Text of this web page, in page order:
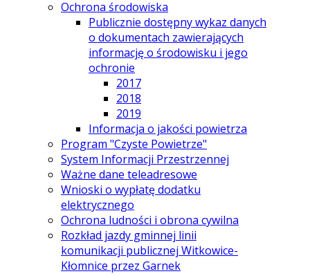
Ochrona środowiska
Publicznie dostępny wykaz danych
o dokumentach zawierających
informację o środowisku i jego
ochronie
2017
2018
2019
Informacja o jakości powietrza
Program "Czyste Powietrze"
System Informacji Przestrzennej
Ważne dane teleadresowe
Wnioski o wypłatę dodatku
elektrycznego
Ochrona ludności i obrona cywilna
Rozkład jazdy gminnej linii
komunikacji publicznej Witkowice-
Kłomnice przez Garnek